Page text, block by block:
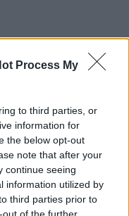
Process My
to third parties, or
information for
the below opt-out
note that after your
continue seeing
information utilized by
third parties prior to
Επόμενη
Καλαμάτας